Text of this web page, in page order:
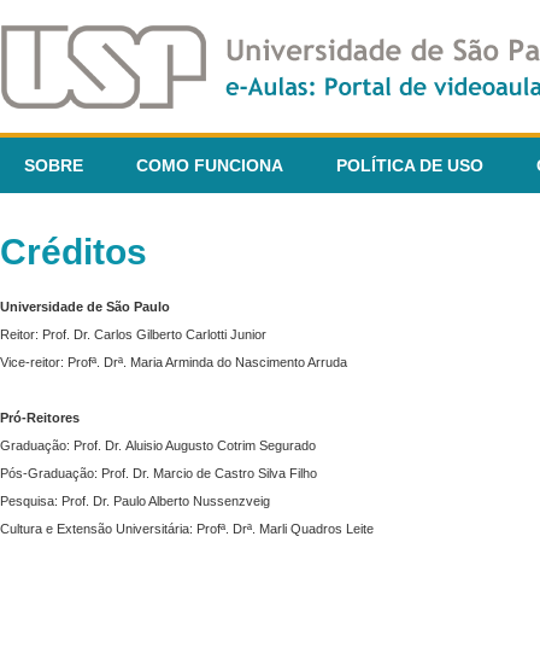
SOBRE COMO FUNCIONA POLÍTICA DE USO
Créditos
Universidade de São Paulo
Reitor: Prof. Dr. Carlos Gilberto Carlotti Junior
Vice-reitor: Profª. Drª. Maria Arminda do Nascimento Arruda
Pró-Reitores
Graduação: Prof. Dr. Aluisio Augusto Cotrim Segurado
Pós-Graduação: Prof. Dr. Marcio de Castro Silva Filho
Pesquisa: Prof. Dr. Paulo Alberto Nussenzveig
Cultura e Extensão Universitária: Profª. Drª. Marli Quadros Leite